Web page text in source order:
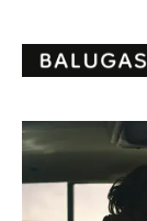
content